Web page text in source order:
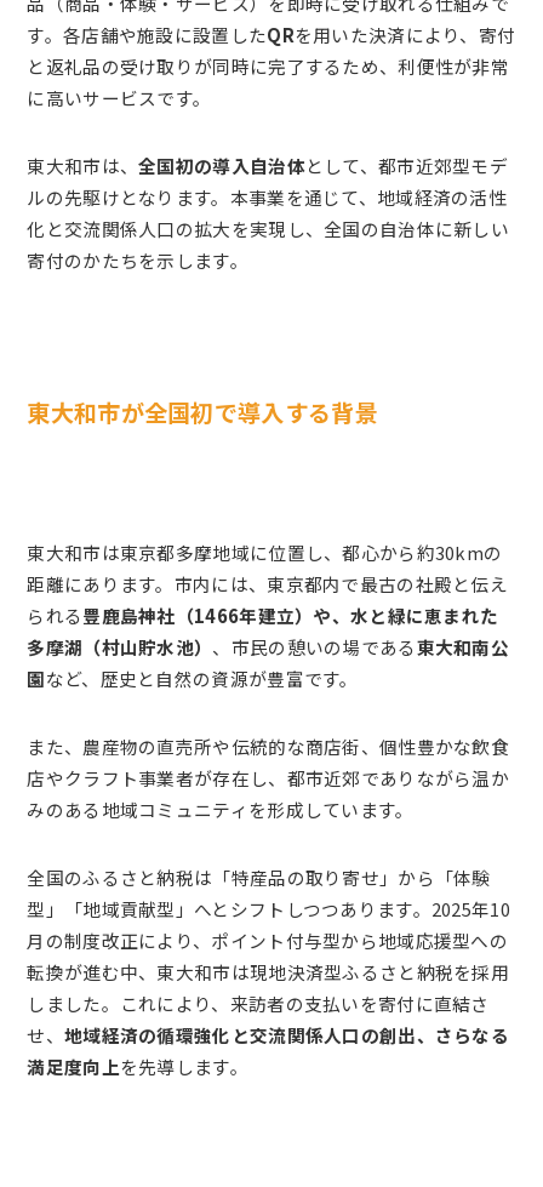
す。各店舗や施設に設置したQRを用いた決済により、寄付
と返礼品の受け取りが同時に完了するため、利便性が非常
に高いサービスです。
東大和市は、全国初の導入自治体として、都市近郊型モデ
ルの先駆けとなります。本事業を通じて、地域経済の活性
化と交流関係人口の拡大を実現し、全国の自治体に新しい
寄付のかたちを示します。
東大和市が全国初で導入する背景
東大和市は東京都多摩地域に位置し、都心から約30kmの
距離にあります。市内には、東京都内で最古の社殿と伝え
られる豊鹿島神社（1466年建立）や、水と緑に恵まれた
多摩湖（村山貯水池） 、市民の憩いの場である東大和南公
園など、歴史と自然の資源が豊富です。
また、農産物の直売所や伝統的な商店街、個性豊かな飲食
店やクラフト事業者が存在し、都市近郊でありながら温か
みのある地域コミュニティを形成しています。
全国のふるさと納税は「特産品の取り寄せ」から「体験
型」「地域貢献型」へとシフトしつつあります。2025年10
月の制度改正により、ポイント付与型から地域応援型への
転換が進む中、東大和市は現地決済型ふるさと納税を採用
しました。これにより、来訪者の支払いを寄付に直結さ
せ、 地域経済の循環強化と交流関係人口の創出、さらなる
満足度向上を先導します。